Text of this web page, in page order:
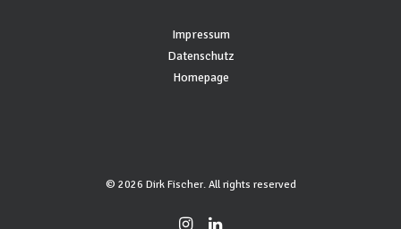
Impressum
Datenschutz
Homepage
© 2026 Dirk Fischer. All rights reserved